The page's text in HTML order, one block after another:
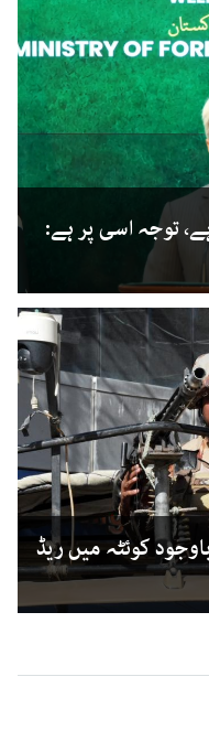
توجہ اسی پر ہے:
کوئٹہ میں ریڈ